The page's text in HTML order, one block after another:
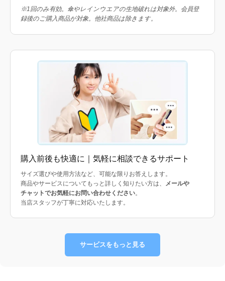
※1回のみ有効。傘やレインウエアの生地破れは対象外。会員登
録後のご購入商品が対象。他社商品は除きます。
購入前後も快適に｜気軽に相談できるサポート
サイズ選びや使用方法など、可能な限りお答えします。
商品やサービスについてもっと詳しく知りたい方は、 メールや
チャットでお気軽にお問い合わせください。
当店スタッフが丁寧に対応いたします。
サービスをもっと見る